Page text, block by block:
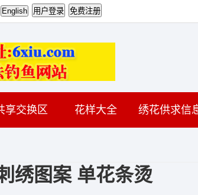
享交换区 花样大全 绣花供求信
绣图案 单花条烫